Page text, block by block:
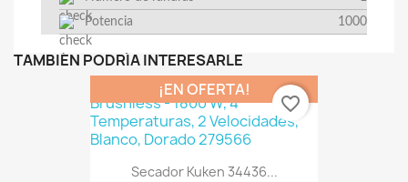
Potencia
1000
TAMBIÉN PODRÍA INTERESARLE
Secador Kuken 34436...
¡EN OFERTA!
favorite_border